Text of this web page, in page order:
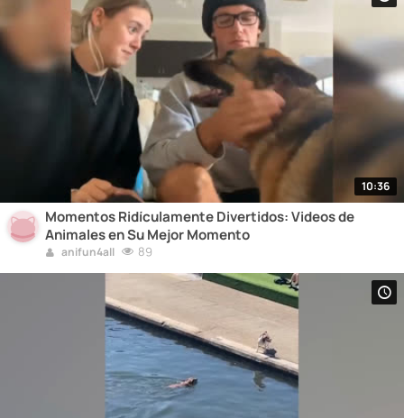
10:36
Momentos Ridículamente Divertidos: Videos de
Animales en Su Mejor Momento
anifun4all 89